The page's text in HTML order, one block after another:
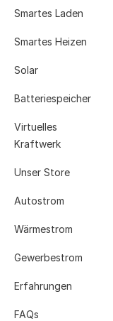
Smartes Laden
Smartes Heizen
Solar
Batteriespeicher
Virtuelles
Kraftwerk
Unser Store
Autostrom
Wärmestrom
Gewerbestrom
Erfahrungen
FAQs